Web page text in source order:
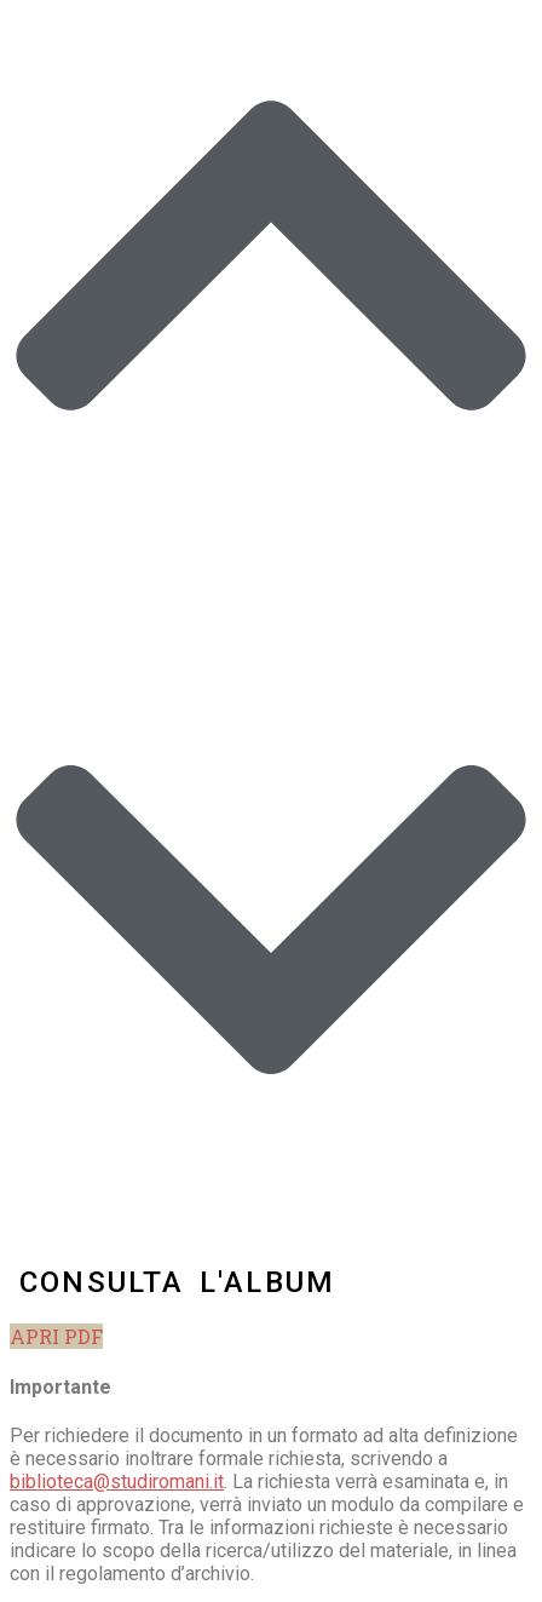
CONSULTA L'ALBUM
APRI PDF
Importante
Per richiedere il documento in un formato ad alta definizione
è necessario inoltrare formale richiesta, scrivendo a
biblioteca@studiromani.it. La richiesta verrà esaminata e, in
caso di approvazione, verrà inviato un modulo da compilare e
restituire firmato. Tra le informazioni richieste è necessario
indicare lo scopo della ricerca/utilizzo del materiale, in linea
con il regolamento d’archivio.